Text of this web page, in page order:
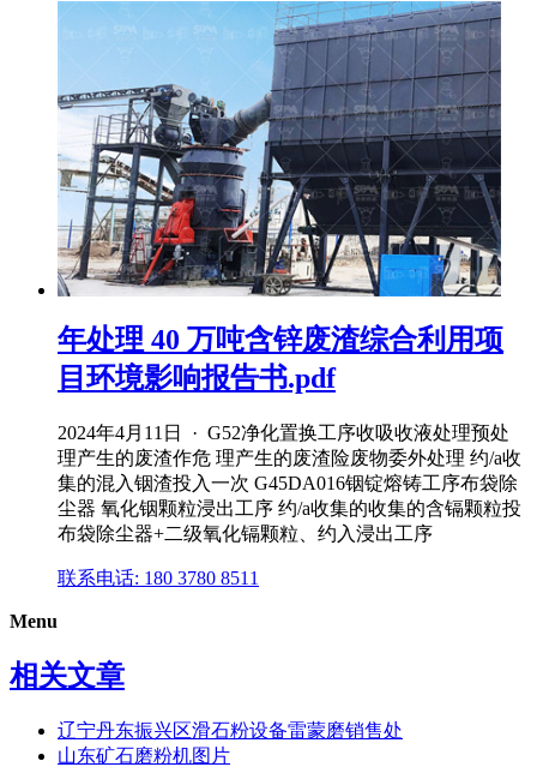
年处理 40 万吨含锌废渣综合利用项
目环境影响报告书.pdf
2024年4月11日 · G52净化置换工序收吸收液处理预处
理产生的废渣作危 理产生的废渣险废物委外处理 约/a收
集的混入铟渣投入一次 G45DA016铟锭熔铸工序布袋除
尘器 氧化铟颗粒浸出工序 约/a收集的收集的含镉颗粒投
布袋除尘器+二级氧化镉颗粒、约入浸出工序
联系电话: 180 3780 8511
Menu
相关文章
辽宁丹东振兴区滑石粉设备雷蒙磨销售处
山东矿石磨粉机图片